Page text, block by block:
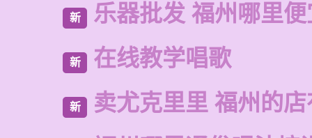
新 乐器批发 福州哪里
新 在线教学唱歌
新 卖尤克里里 福州的